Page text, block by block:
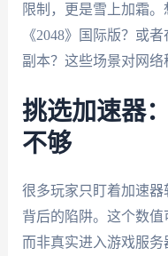
限制，更是雪上加霜
《2048》国际版？或
副本？这些场景对网络
挑选加速器
不够
很多玩家只盯着加速
背后的陷阱。这个数值
而非真实进入游戏服